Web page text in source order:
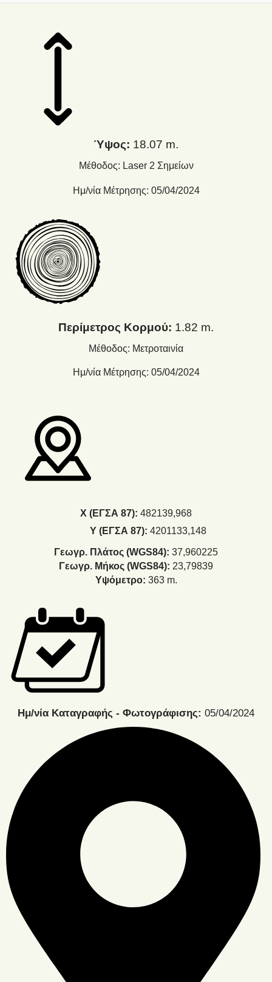
Ύψος: 18.07 m.
Μέθοδος: Laser 2 Σημείων
Ημ/νία Μέτρησης: 05/04/2024
Περίμετρος Κορμού: 1.82 m.
Μέθοδος: Μετροταινία
Ημ/νία Μέτρησης: 05/04/2024
Χ (ΕΓΣΑ 87): 482139,968
Y (ΕΓΣΑ 87): 4201133,148
Γεωγρ. Πλάτος (WGS84): 37,960225
Γεωγρ. Μήκος (WGS84): 23,79839
Υψόμετρο: 363 m.
Ημ/νία Καταγραφής - Φωτογράφισης: 05/04/2024